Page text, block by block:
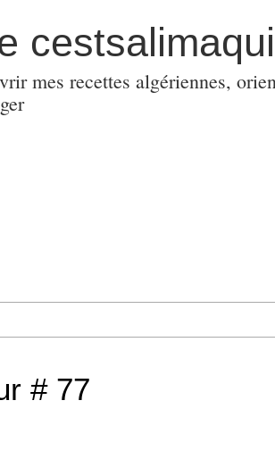
mes recettes algériennes,
# 77